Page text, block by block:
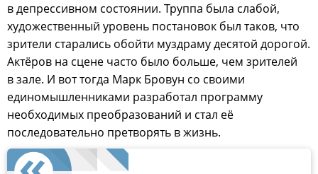
в депрессивном состоянии. Труппа была слабой,
художественный уровень постановок был таков, что
зрители старались обойти муздраму десятой дорогой.
Актёров на сцене часто было больше, чем зрителей
в зале. И вот тогда Марк Бровун со своими
единомышленниками разработал программу
необходимых преобразований и стал её
последовательно претворять в жизнь.